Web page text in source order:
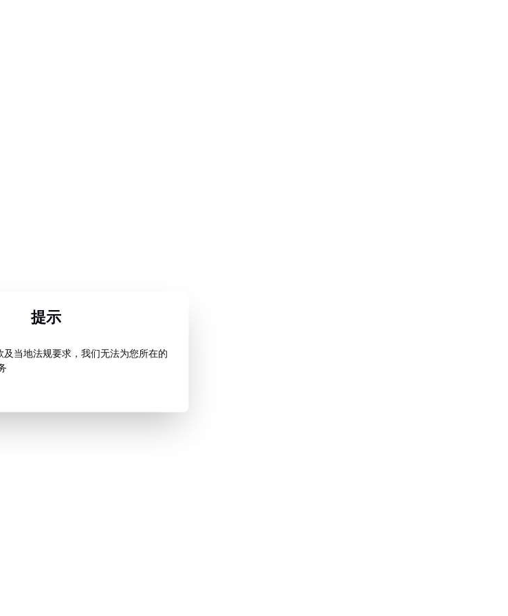
提示
及当地法规要求，我们无法为您所在的